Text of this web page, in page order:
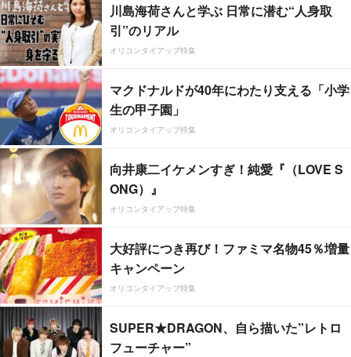
川島海荷さんと学ぶ 日常に潜む“人身取
引”のリアル
オリコンタイアップ特集
マクドナルドが40年にわたり支える「小学
生の甲子園」
オリコンタイアップ特集
向井康二イケメンすぎ！純愛『（LOVE S
ONG）』
オリコンタイアップ特集
大好評につき再び！ファミマ名物45％増量
キャンペーン
オリコンタイアップ特集
SUPER★DRAGON、自ら描いた”レトロ
フューチャー”